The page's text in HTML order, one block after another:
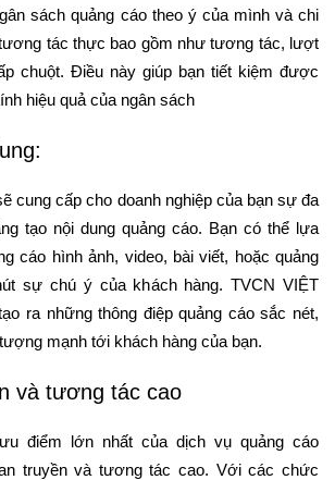
sách quảng cáo theo ý của mình và chi
tác thực bao gồm như tương tác, lượt
chuột. Điều này giúp bạn tiết kiệm được
hiệu quả của ngân sách
cung cấp cho doanh nghiệp của bạn sự đa
tạo nội dung quảng cáo. Bạn có thể lựa
cáo hình ảnh, video, bài viết, hoặc quảng
sự chú ý của khách hàng. TVCN VIỆT
ra những thông điệp quảng cáo sắc nét,
mạnh tới khách hàng của bạn.
và tương tác cao
điểm lớn nhất của dịch vụ quảng cáo
truyền và tương tác cao. Với các chức